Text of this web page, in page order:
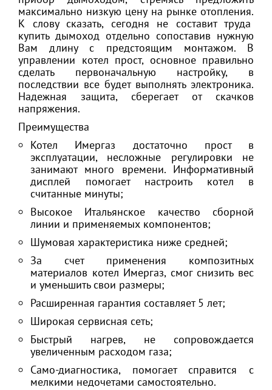
максимально низкую цену на рынке отопления.
К слову сказать, сегодня не составит труда
купить дымоход отдельно сопоставив нужную
Вам длину с предстоящим монтажом. В
управлении котел прост, основное правильно
сделать первоначальную настройку, в
последствии все будет выполнять электроника.
Надежная защита, сберегает от скачков
напряжения.
Преимущества
Котел Имергаз достаточно прост в
эксплуатации, несложные регулировки не
занимают много времени. Информативный
дисплей помогает настроить котел в
считанные минуты;
Высокое Итальянское качество сборной
линии и применяемых компонентов;
Шумовая характеристика ниже средней;
За счет применения композитных
материалов котел Имергаз, смог снизить вес
и уменьшить свои размеры;
Расширенная гарантия составляет 5 лет;
Широкая сервисная сеть;
Быстрый нагрев, не сопровождается
увеличенным расходом газа;
Само-диагностика, помогает справится с
мелкими недочетами самостоятельно.